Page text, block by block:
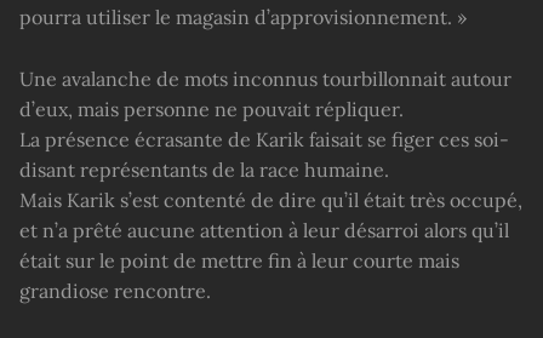
pourra utiliser le magasin d’approvisionnement. »
Une avalanche de mots inconnus tourbillonnait autour
d’eux, mais personne ne pouvait répliquer.
La présence écrasante de Karik faisait se figer ces soi-
disant représentants de la race humaine.
Mais Karik s’est contenté de dire qu’il était très occupé,
et n’a prêté aucune attention à leur désarroi alors qu’il
était sur le point de mettre fin à leur courte mais
grandiose rencontre.